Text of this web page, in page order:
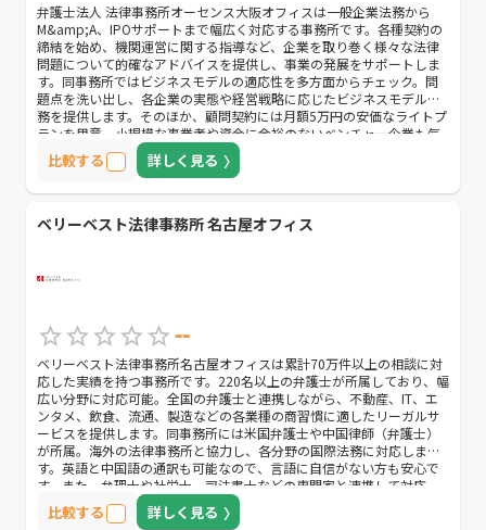
弁護士法人 法律事務所オーセンス大阪オフィスは一般企業法務から
M&amp;A、IPOサポートまで幅広く対応する事務所です。各種契約の
締結を始め、機関運営に関する指導など、企業を取り巻く様々な法律
問題について的確なアドバイスを提供し、事業の発展をサポートしま
す。同事務所ではビジネスモデルの適応性を多方面からチェック。問
題点を洗い出し、各企業の実態や経営戦略に応じたビジネスモデル法
務を提供します。そのほか、顧問契約には月額5万円の安価なライトプ
ランを用意。小規模な事業者や資金に余裕のないベンチャー企業も気
軽に利用できます。メールや電話で無料相談を受け付けているので、
顧問契約などについて何かわからないことがあれば、気軽に相談して
比較する 詳しく見る
ベリーベスト法律事務所 名古屋オフィス
--
ベリーベスト法律事務所名古屋オフィスは累計70万件以上の相談に対
応した実績を持つ事務所です。220名以上の弁護士が所属しており、幅
広い分野に対応可能。全国の弁護士と連携しながら、不動産、IT、エ
ンタメ、飲食、流通、製造などの各業種の商習慣に適したリーガルサ
ービスを提供します。同事務所には米国弁護士や中国律師（弁護士）
が所属。海外の法律事務所と協力し、各分野の国際法務に対応しま
す。英語と中国語の通訳も可能なので、言語に自信がない方も安心で
す。また、弁理士や社労士、司法書士などの専門家と連携して対応。
各案件に合う専門家を提案し、ワンストップサービスを提供します。
海外進出を考えている方や、各専門家による幅広いサポートを望む方
比較する 詳しく見る